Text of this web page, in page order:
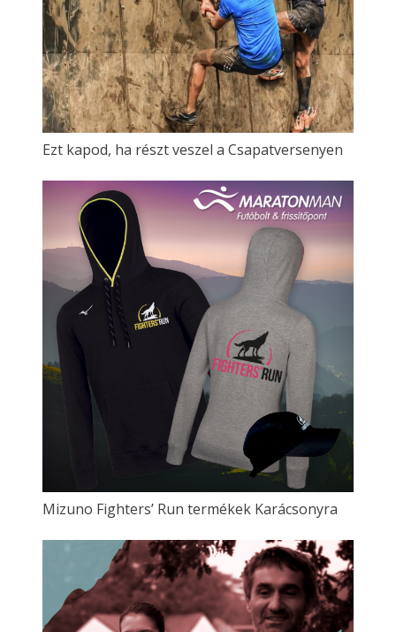
Ezt kapod, ha részt veszel a Csapatversenyen
Mizuno Fighters’ Run termékek Karácsonyra